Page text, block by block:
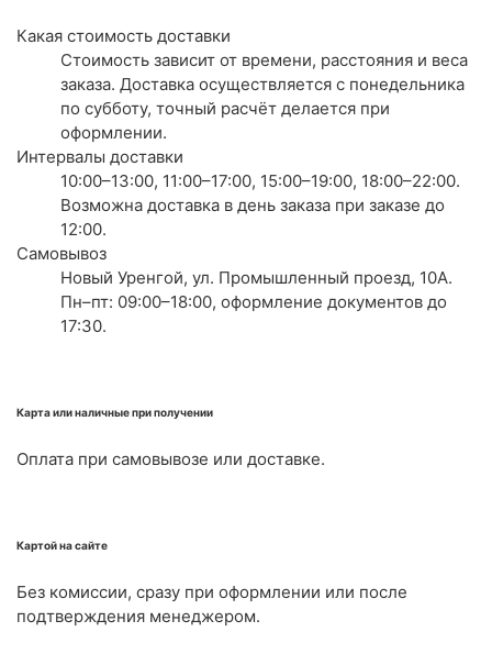
Какая стоимость доставки
Стоимость зависит от времени, расстояния и веса
заказа. Доставка осуществляется с понедельника
по субботу, точный расчёт делается при
оформлении.
Интервалы доставки
10:00–13:00, 11:00–17:00, 15:00–19:00, 18:00–22:00.
Возможна доставка в день заказа при заказе до
12:00.
Самовывоз
Новый Уренгой, ул. Промышленный проезд, 10А.
Пн–пт: 09:00–18:00, оформление документов до
17:30.
Карта или наличные при получении
Оплата при самовывозе или доставке.
Картой на сайте
Без комиссии, сразу при оформлении или после
подтверждения менеджером.